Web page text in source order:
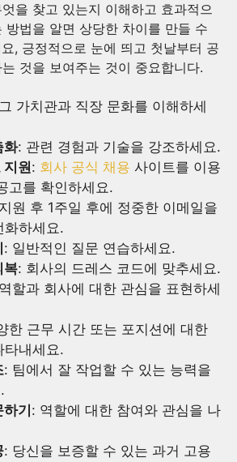
을 찾고 있는지 이해하고 효과적으
방법을 알면 상당한 차이를 만들 수
, 긍정적으로 눈에 띄고 첫날부터 공
것을 보여주는 것이 중요합니다.
가치관과 직장 문화를 이해하세
화: 관련 경험과 기술을 강조하세요.
지원: 회사 공식 채용 사이트를 이용
고를 확인하세요.
원 후 1주일 후에 정중한 이메일을
화하세요.
: 일반적인 질문 연습하세요.
복: 회사의 드레스 코드에 맞추세요.
할과 회사에 대한 관심을 표현하세
한 근무 시간 또는 포지션에 대한
타내세요.
: 팀에서 잘 작업할 수 있는 능력을
기 : 역할에 대한 참여와 관심을 나
: 당신을 보증할 수 있는 과거 고용